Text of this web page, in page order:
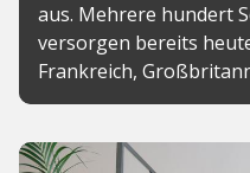
aus. Mehrere hundert
versorgen bereits
Frankreich,